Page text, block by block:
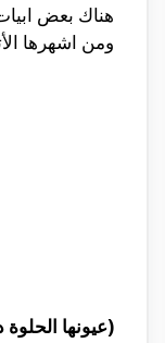
هناك بعض
ومن اشهرها
(عيونها